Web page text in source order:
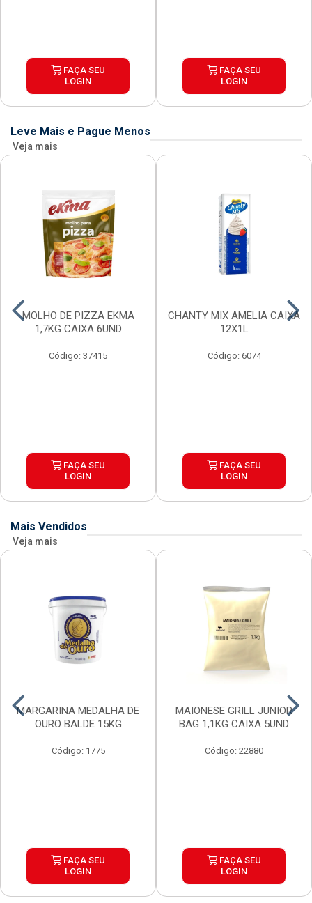
FAÇA SEU
LOGIN
FAÇA SEU
LOGIN
Leve Mais e Pague Menos
Veja mais
MOLHO DE PIZZA EKMA
1,7KG CAIXA 6UND
Código: 37415
FAÇA SEU
LOGIN
CHANTY MIX AMELIA CAIXA
12X1L
Código: 6074
FAÇA SEU
LOGIN
Mais Vendidos
Veja mais
MARGARINA MEDALHA DE
OURO BALDE 15KG
Código: 1775
FAÇA SEU
LOGIN
MAIONESE GRILL JUNIOR
BAG 1,1KG CAIXA 5UND
Código: 22880
FAÇA SEU
LOGIN